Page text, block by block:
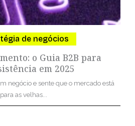
o Guia B2B para
em 2025
de negócios
negócio e sente que o mercado está
as velhas...